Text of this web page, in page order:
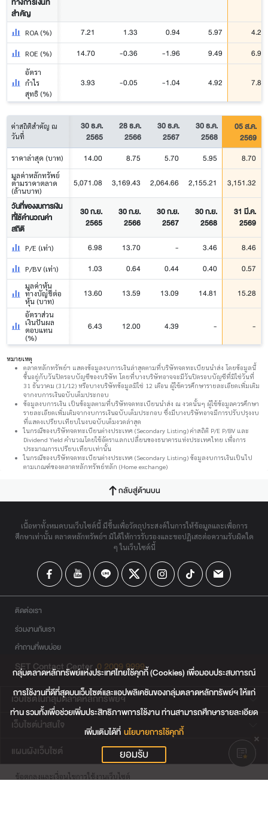
สำคัญ
ROA (%) 7.21 1.33 0.94 5.97 4.23
ROE (%) 14.70 -0.36 -1.96 9.49 6.97
อัตรา
กำไร
สุทธิ (%)
3.93 -0.05 -1.04 4.92 7.89
ค่าสถิติสำคัญ ณ
วันที่
30 ธ.ค.
2565
28 ธ.ค.
2566
30 ธ.ค.
2567
30 ธ.ค.
2568
05 ส.ค.
2569
ราคาล่าสุด (บาท) 14.00 8.75 5.70 5.95 8.70
มูลค่าหลักทรัพย์
ตามราคาตลาด
(ล้านบาท)
5,071.08 3,169.43 2,064.66 2,155.21
3,151.32
วันที่ของงบการเงิน
ที่ใช้คำนวณค่า
สถิติ
30 ก.ย.
2565
30 ก.ย.
2566
30 ก.ย.
2567
30 ก.ย.
2568
31 มี.ค.
2569
P/E (เท่า) 6.98 13.70 - 3.46 8.46
P/BV (เท่า) 1.03 0.64 0.44 0.40 0.57
มูลค่าหุ้น
ทางบัญชีต่อ
หุ้น (บาท)
13.60 13.59 13.09 14.81 15.28
อัตราส่วน
เงินปันผล
ตอบแทน
(%)
6.43 12.00 4.39 - -
หมายเหตุ
ตลาดหลักทรัพย์ฯ แสดงข้อมูลงบการเงินล่าสุดตามที่บริษัทจดทะเบียนนำส่ง โดยข้อมูลนี้
ขึ้นอยู่กับวันปิดรอบบัญชีของบริษัท โดยที่บางบริษัทอาจจะมีวันปิดรอบบัญชีที่มิใช่วันที่
31 ธันวาคม (31/12) หรือบางบริษัทข้อมูลมิใช่ 12 เดือน ผู้ใช้ควรศึกษารายละเอียดเพิ่มเติม
จากงบการเงินฉบับเต็มประกอบ
ข้อมูลงบการเงิน เป็นข้อมูลตามที่บริษัทจดทะเบียนนำส่ง ณ งวดนั้นๆ ผู้ใช้ข้อมูลควรศึกษา
รายละเอียดเพิ่มเติมจากงบการเงินฉบับเต็มประกอบ ซึ่งมีบางบริษัทอาจมีการปรับปรุงงบ
ที่แสดงเปรียบเทียบในงบฉบับเต็มงวดล่าสุด
ในกรณีของบริษัทจดทะเบียนต่างประเทศ (Secondary Listing) ค่าสถิติ P/E P/BV และ
Dividend Yield คำนวณโดยใช้อัตราแลกเปลี่ยนของธนาคารแห่งประเทศไทย เพื่อการ
ประมาณการเปรียบเทียบเท่านั้น
ในกรณีของบริษัทจดทะเบียนต่างประเทศ (Secondary Listing) ข้อมูลงบการเงินเป็นไป
ตามเกณฑ์ของตลาดหลักทรัพย์หลัก (Home exchange)
กลับสู่ด้านบน
เนื้อหาทั้งหมดบนเว็บไซต์นี้ มีขึ้นเพื่อวัตถุประสงค์ในการให้ข้อมูลและเพื่อการ
ศึกษาเท่านั้น ตลาดหลักทรัพย์ฯ มิได้ให้การรับรองและขอปฏิเสธต่อความรับผิดใด
ๆ ในเว็บไซต์นี้
ติดต่อเรา
ร่วมงานกับเรา
คำถามที่พบบ่อย
SET Contact Center 0 2009 9999
เว็บไซต์ในกลุ่มตลาดหลักทรัพย์ฯ
เว็บไซต์น่าสนใจ
แผนผังเว็บไซต์
ข้อตกลงและเงื่อนไขการใช้งานเว็บไซต์
กลุ่มตลาดหลักทรัพย์แห่งประเทศไทยใช้คุกกี้ (Cookies) เพื่อมอบประสบการณ์
การใช้งานที่ดีที่สุดบนเว็บไซต์และแอปพลิเคชันของกลุ่มตลาดหลักทรัพย์ฯ ให้แก่
ท่าน รวมทั้งเพื่อช่วยเพิ่มประสิทธิภาพการใช้งาน ท่านสามารถศึกษารายละเอียด
เพิ่มเติมได้ที่ นโยบายการใช้คุกกี้
ยอมรับ